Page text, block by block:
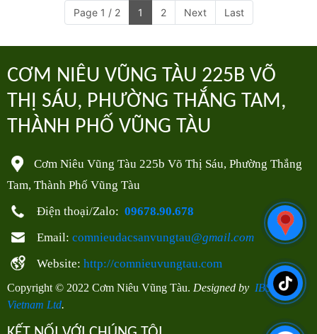
Page 1 / 2 1 2 Next Last
CƠM NIÊU VŨNG TÀU 225B VÕ
THỊ SÁU, PHƯỜNG THẮNG TAM,
THÀNH PHỐ VŨNG TÀU
Cơm Niêu Vũng Tàu 225b Võ Thị Sáu, Phường Thắng
Tam, Thành Phố Vũng Tàu
Điện thoại/Zalo: 09678.90.678
Email: comnieudacsanvungtau@gmail.com
Website: http://comnieuvungtau.com
Copyright © 2022 Cơm Niêu Vũng Tàu. Designed by IBS
Vietnam Ltd.